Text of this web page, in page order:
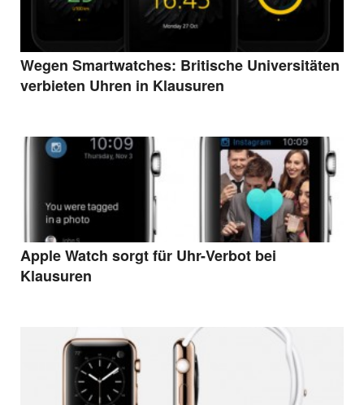
Wegen Smartwatches: Britische Universitäten
verbieten Uhren in Klausuren
Apple Watch sorgt für Uhr-Verbot bei
Klausuren